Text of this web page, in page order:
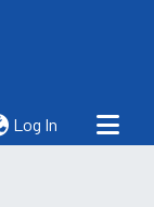
Log In (current)